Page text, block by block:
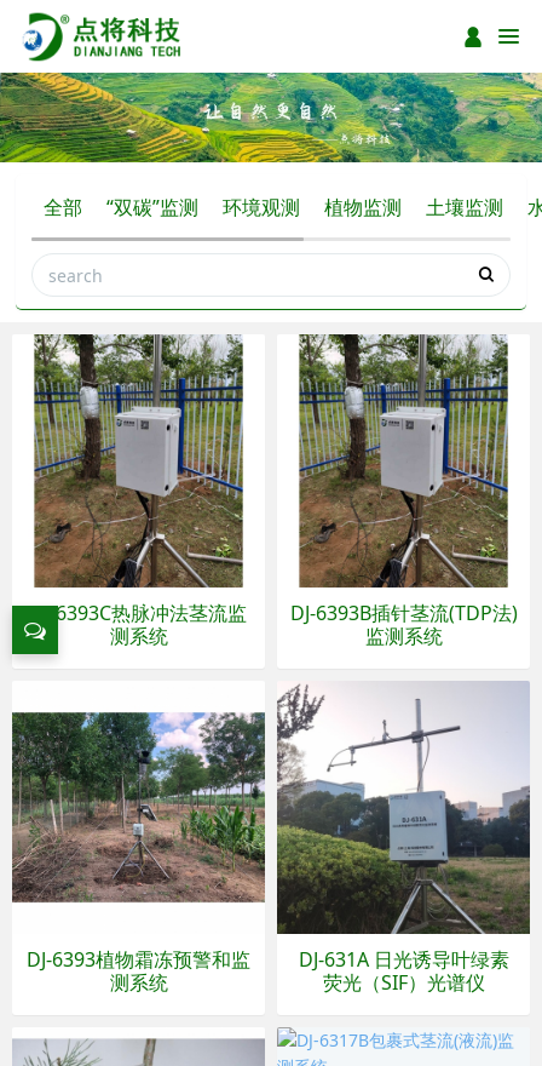
全部 “双碳”监测 环境观测 植物监测 土壤监测
DJ-6393C热脉冲法茎流监
测系统
DJ-6393B插针茎流(TDP法)
监测系统
DJ-6393植物霜冻预警和监
测系统
DJ-631A 日光诱导叶绿素
荧光（SIF）光谱仪